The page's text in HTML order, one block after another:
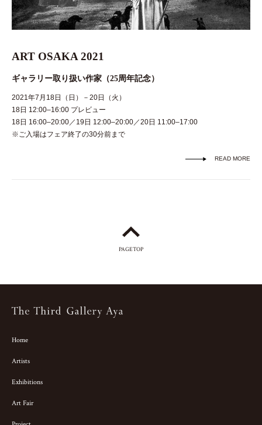
ART OSAKA 2021
ギャラリー取り扱い作家（25周年記念）
2021年7月18日（日）－20日（火）
18日 12:00–16:00 プレビュー
18日 16:00–20:00／19日 12:00–20:00／20日 11:00–17:00
※ご入場はフェア終了の30分前まで
READ MORE
PAGETOP
Home
Artists
Exhibitions
Art Fair